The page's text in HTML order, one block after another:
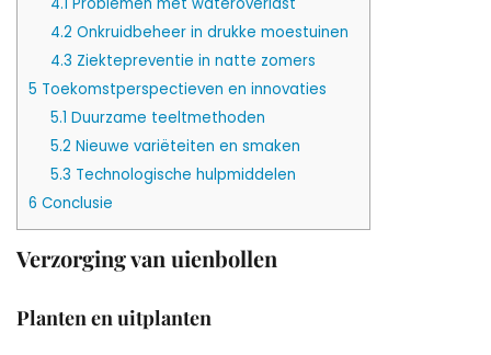
4.2 Onkruidbeheer in drukke moestuinen
4.3 Ziektepreventie in natte zomers
5 Toekomstperspectieven en innovaties
5.1 Duurzame teeltmethoden
5.2 Nieuwe variëteiten en smaken
5.3 Technologische hulpmiddelen
6 Conclusie
Verzorging van uienbollen
Planten en uitplanten